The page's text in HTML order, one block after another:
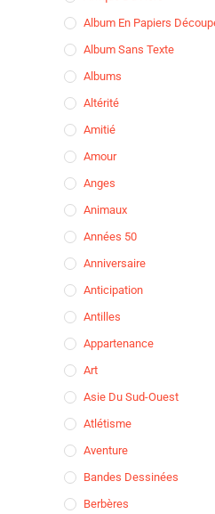
Album En Papiers
Album Sans Texte
Albums
Altérité
Amitié
Amour
Anges
Animaux
Années 50
Anniversaire
Anticipation
Antilles
Appartenance
Art
Asie Du Sud-Ouest
Atlétisme
Aventure
Bandes Dessinées
Berbères